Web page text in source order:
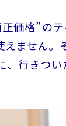
正価格”の
えません
、行きつ